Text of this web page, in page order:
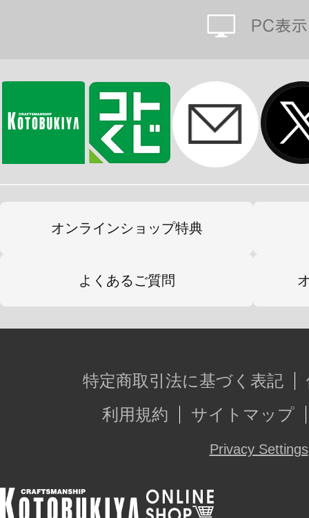
※画像は試作品です。実際の商品と
※本製品は再生産です。
※初回生産時から価格を変更しての
オンラインショップ特典
よくあるご質問
特定商取引法に基づく表記
利用規約
サイトマップ
Privacy Settings